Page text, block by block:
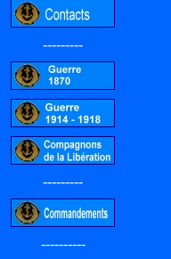
---------
---------
----------